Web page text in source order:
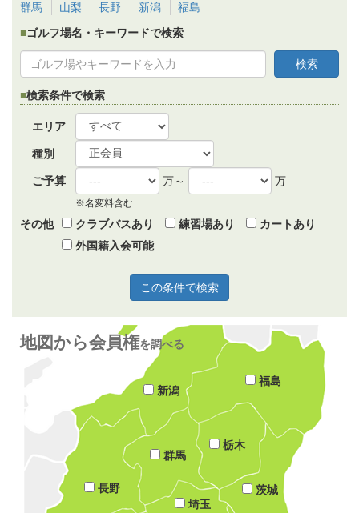
群馬
山梨 長野 新潟
福島
ゴルフ場名・キーワードで検索
検索条件で検索
エリア
種別
ご予算 万～ 万
※名変料含む
その他 クラブバスあり 練習場あり
カートあり
外国籍入会可能
地図から会員権を調べる
埼玉
茨城
栃木
群馬
長野
新潟
福島